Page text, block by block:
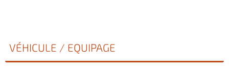
VÉHICULE / EQUIPAGE